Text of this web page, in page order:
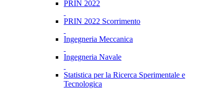
PRIN 2022
PRIN 2022 Scorrimento
Ingegneria Meccanica
Ingegneria Navale
Statistica per la Ricerca Sperimentale e
Tecnologica